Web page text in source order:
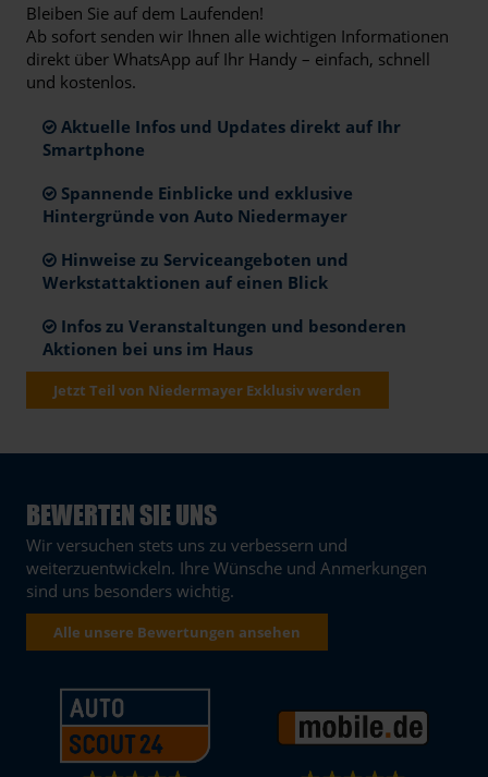
Bleiben Sie auf dem Laufenden!
Ab sofort senden wir Ihnen alle wichtigen Informationen
direkt über WhatsApp auf Ihr Handy – einfach, schnell
und kostenlos.
Aktuelle Infos und Updates direkt auf Ihr
Smartphone
Spannende Einblicke und exklusive
Hintergründe von Auto Niedermayer
Hinweise zu Serviceangeboten und
Werkstattaktionen auf einen Blick
Infos zu Veranstaltungen und besonderen
Aktionen bei uns im Haus
Jetzt Teil von Niedermayer Exklusiv werden
BEWERTEN SIE UNS
Wir versuchen stets uns zu verbessern und
weiterzuentwickeln. Ihre Wünsche und Anmerkungen
sind uns besonders wichtig.
Alle unsere Bewertungen ansehen